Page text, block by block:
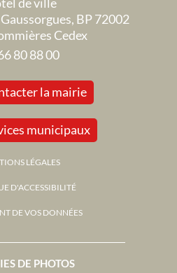
DE PHOTOS
BP 72002
Cedex
80 88 00
la mairie
municipaux
LÉGALES
D'ACCESSIBILITÉ
DE VOS DONNÉES